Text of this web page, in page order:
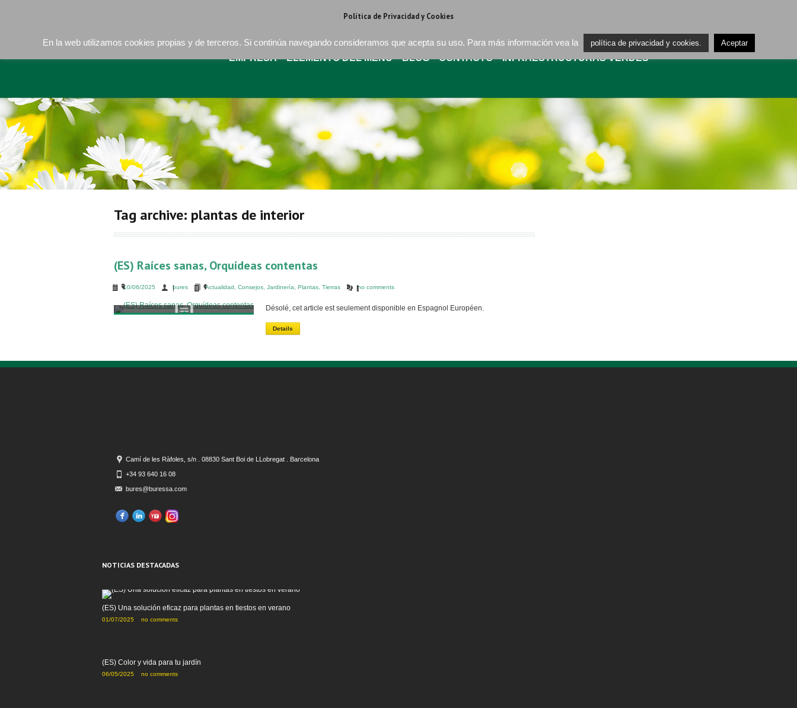
EMPRESA ELEMENTO DEL MENÚ BLOG CONTACTO INFRAESTRUCTURAS VERDES
Tag archive: plantas de interior
(ES) Raíces sanas, Orquídeas contentas
10/06/2025 bures Actualidad Consejos Jardinería Plantas Tierras no comments
Désolé, cet article est seulement disponible en Espagnol Européen.
Details
Camí de les Ràfoles, s/n . 08830 Sant Boi de LLobregat . Barcelona
+34 93 640 16 08
bures@buressa.com
NOTICIAS DESTACADAS
(ES) Una solución eficaz para plantas en tiestos en verano
01/07/2025 no comments
(ES) Color y vida para tu jardín
06/05/2025 no comments
Política de Privacidad y Cookies
En la web utilizamos cookies propias y de terceros. Si continúa navegando consideramos que acepta su uso. Para más información vea la política de privacidad y cookies. Aceptar